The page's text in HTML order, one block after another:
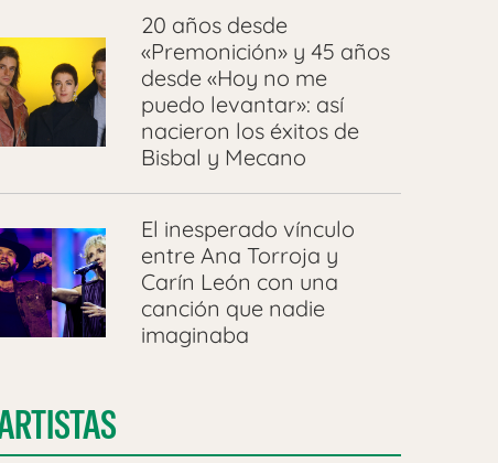
20 años desde
«Premonición» y 45 años
desde «Hoy no me
puedo levantar»: así
nacieron los éxitos de
Bisbal y Mecano
El inesperado vínculo
entre Ana Torroja y
Carín León con una
canción que nadie
imaginaba